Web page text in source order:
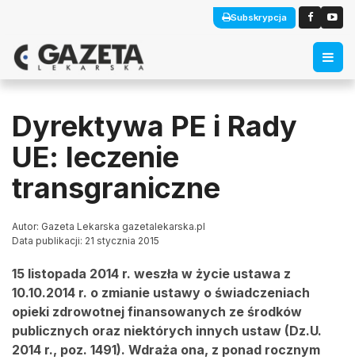
Subskrypcja
Dyrektywa PE i Rady
UE: leczenie
transgraniczne
Autor: Gazeta Lekarska gazetalekarska.pl
Data publikacji: 21 stycznia 2015
15 listopada 2014 r. weszła w życie ustawa z
10.10.2014 r. o zmianie ustawy o świadczeniach
opieki zdrowotnej finansowanych ze środków
publicznych oraz niektórych innych ustaw (Dz.U.
2014 r., poz. 1491). Wdraża ona, z ponad rocznym